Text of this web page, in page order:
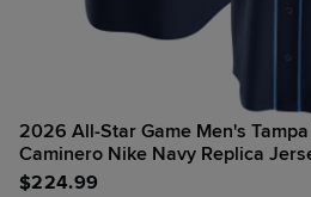
2026 All-Star Game Men's
Caminero Nike Navy Replica
$224.99